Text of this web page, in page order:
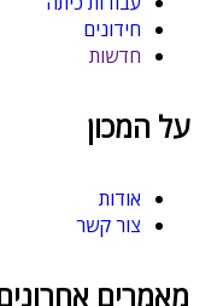
חידונים
חדשות
על המכון
אודות
צור קשר
מאמרים